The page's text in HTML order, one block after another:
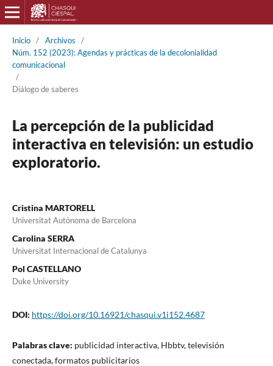
Inicio / Archivos
/
Núm. 152 (2023): Agendas y prácticas de la decolonialidad
comunicacional
/
Diálogo de saberes
La percepción de la publicidad
interactiva en televisión: un estudio
exploratorio.
Cristina MARTORELL
Universitat Autònoma de Barcelona
Carolina SERRA
Universitat Internacional de Catalunya
Pol CASTELLANO
Duke University
DOI: https://doi.org/10.16921/chasqui.v1i152.4687
Palabras clave: publicidad interactiva, Hbbtv, televisión
conectada, formatos publicitarios